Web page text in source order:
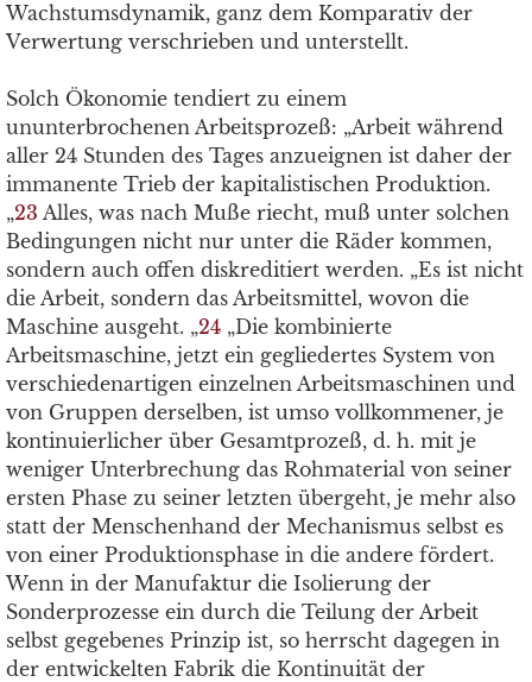
Wachstumsdynamik, ganz dem Komparativ der
Verwertung verschrieben und unterstellt.
Solch Ökonomie tendiert zu einem
ununterbrochenen Arbeitsprozeß: „Arbeit während
aller 24 Stunden des Tages anzueignen ist daher der
immanente Trieb der kapitalistischen Produktion.
„23 Alles, was nach Muße riecht, muß unter solchen
Bedingungen nicht nur unter die Räder kommen,
sondern auch offen diskreditiert werden. „Es ist nicht
die Arbeit, sondern das Arbeitsmittel, wovon die
Maschine ausgeht. „24 „Die kombinierte
Arbeitsmaschine, jetzt ein gegliedertes System von
verschiedenartigen einzelnen Arbeitsmaschinen und
von Gruppen derselben, ist umso vollkommener, je
kontinuierlicher über Gesamtprozeß, d. h. mit je
weniger Unterbrechung das Rohmaterial von seiner
ersten Phase zu seiner letzten übergeht, je mehr also
statt der Menschenhand der Mechanismus selbst es
von einer Produktionsphase in die andere fördert.
Wenn in der Manufaktur die Isolierung der
Sonderprozesse ein durch die Teilung der Arbeit
selbst gegebenes Prinzip ist, so herrscht dagegen in
der entwickelten Fabrik die Kontinuität der